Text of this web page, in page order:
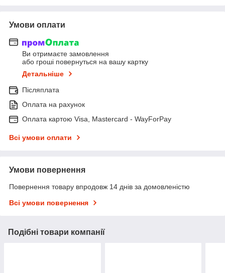
Умови оплати
Ви отримаєте замовлення
або гроші повернуться на вашу картку
Детальніше
Післяплата
Оплата на рахунок
Оплата картою Visa, Mastercard - WayForPay
Всі умови оплати
Умови повернення
Повернення товару впродовж 14 днів за домовленістю
Всі умови повернення
Подібні товари компанії